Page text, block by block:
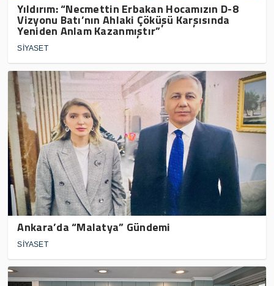
Yıldırım: “Necmettin Erbakan Hocamızın D-8
Vizyonu Batı’nın Ahlaki Çöküşü Karşısında
Yeniden Anlam Kazanmıştır”
SİYASET
Ankara’da “Malatya” Gündemi
SİYASET